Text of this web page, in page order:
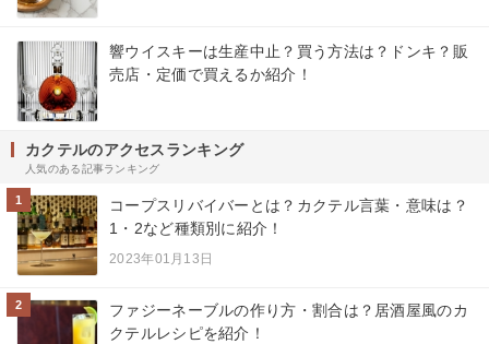
響ウイスキーは生産中止？買う方法は？ドンキ？販
売店・定価で買えるか紹介！
カクテルのアクセスランキング
人気のある記事ランキング
1
コープスリバイバーとは？カクテル言葉・意味は？
1・2など種類別に紹介！
2023年01月13日
2
ファジーネーブルの作り方・割合は？居酒屋風のカ
クテルレシピを紹介！